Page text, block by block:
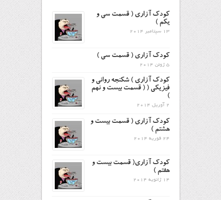
كودك آزاري ( قسمت سی و
یکم )
13 سپتامبر 2014
كودك آزاري ( قسمت سی )
5 ژوئن 2014
كودك آزاري ) شكنجه رواني و
فیزیکی ( ( قسمت بیست و نهم
)
2 آوریل 2014
كودك آزاري ( قسمت بیست و
هشتم )
24 فوریه 2014
كودك آزاري( قسمت بیست و
هفتم )
14 ژانویه 2014